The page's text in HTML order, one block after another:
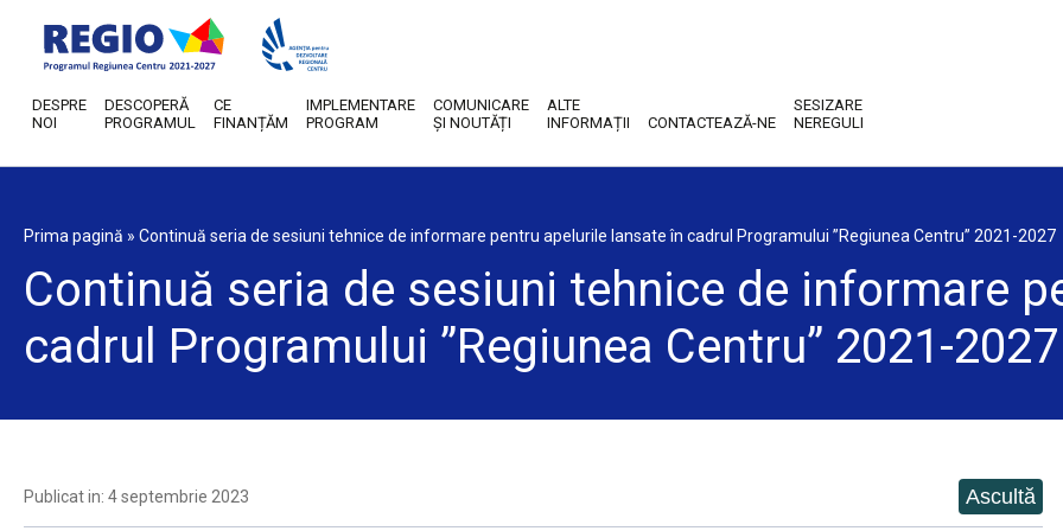
DESPRE
NOI
DESCOPERĂ
PROGRAMUL
CE
FINANȚĂM
IMPLEMENTARE
PROGRAM
COMUNICARE
ȘI NOUTĂȚI
ALTE
INFORMAȚII
CONTACTEAZĂ-NE
SESIZARE
NEREGULI
Prima pagină » Continuă seria de sesiuni tehnice de informare pentru apelurile lansate în cadrul Programului ”Regiunea Centru” 2021-2027
Continuă seria de sesiuni tehnice de informare
cadrul Programului ”Regiunea Centru” 2021-2027
Publicat in: 4 septembrie 2023